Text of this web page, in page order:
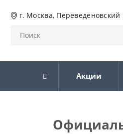
г. Москва, Переведеновский
Акции